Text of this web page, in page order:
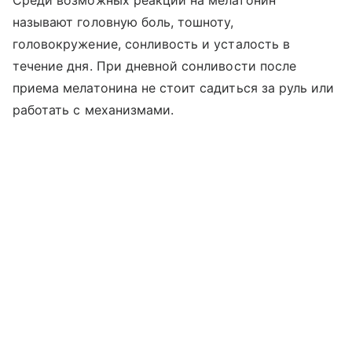
называют головную боль, тошноту,
головокружение, сонливость и усталость в
течение дня. При дневной сонливости после
приема мелатонина не стоит садиться за руль или
работать с механизмами.